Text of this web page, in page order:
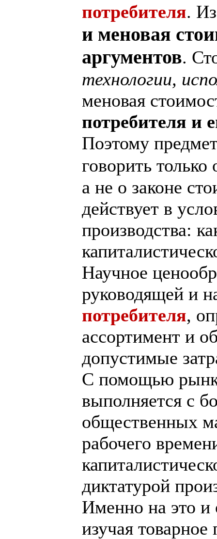
потребителя.
и меновая
аргументов.
технологии,
меновая
потребителя и
Поэтому
говорить только
а не о законе
действует в
производства:
Научное
руководящей и
потребителя,
ассортимент и
допустимые
С помощью
выполняется с
общественных
рабочего
диктатурой
Именно на это и
изучая товарное